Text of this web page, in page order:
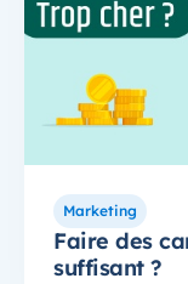
Marketing
Faire des
suffisant ?